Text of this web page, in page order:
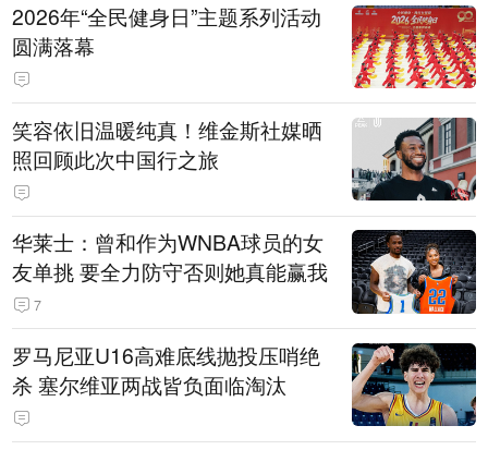
2026年“全民健身日”主题系列活动
圆满落幕
笑容依旧温暖纯真！维金斯社媒晒
照回顾此次中国行之旅
华莱士：曾和作为WNBA球员的女
友单挑 要全力防守否则她真能赢我
7
罗马尼亚U16高难底线抛投压哨绝
杀 塞尔维亚两战皆负面临淘汰